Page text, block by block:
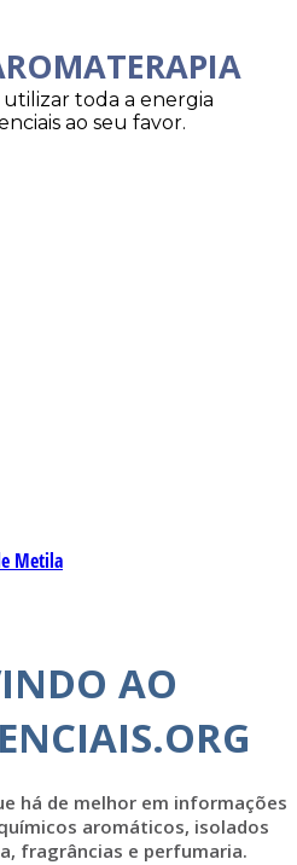
Metila
toda a energia
ao seu favor.
AO
há de melhor em informações
aromáticos, isolados
fragrâncias e perfumaria.